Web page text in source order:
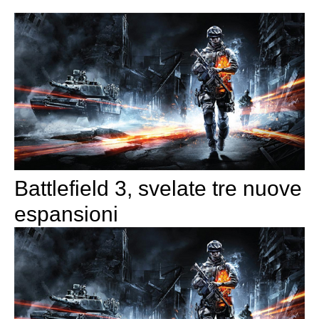
Battlefield 3, svelate tre nuove
espansioni